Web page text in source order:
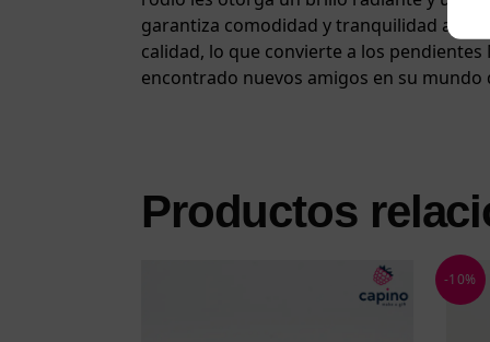
garantiza comodidad y tranquilidad al
calidad, lo que convierte a los
encontrado nuevos amigos en su mundo
Productos
-10%